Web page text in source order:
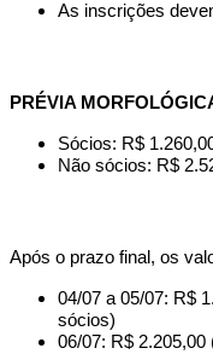
As inscrições
PRÉVIA
Sócios: R$
Não sócios: R$
Após o prazo final, os
04/07 a 05/07: R$
sócios)
06/07: R$